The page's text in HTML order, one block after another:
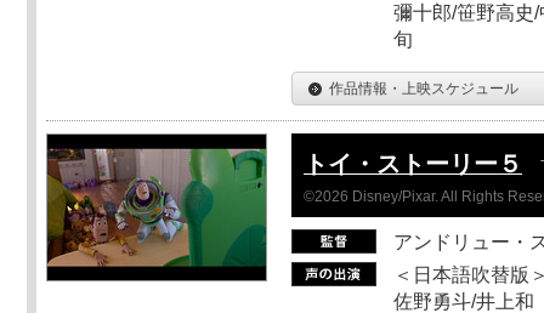
彌十郎/笹野高史
旬
作品情報・上映スケジュール
トイ・ストーリー５
©2026 Disney/Pixar. All Rights
アンドリュー・
＜日本語吹替版
佐野勇斗/井上和